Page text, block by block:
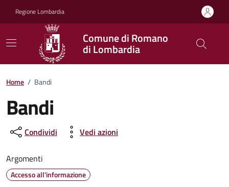
Regione Lombardia
Comune di Romano
di Lombardia
Home / Bandi
Bandi
Condividi Vedi azioni
Argomenti
Accesso all'informazione